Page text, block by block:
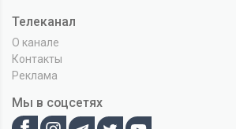
Телеканал
О канале
Контакты
Реклама
Мы в соцсетях